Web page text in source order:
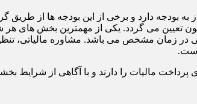
به بودجه دارد و برخی از این بودجه ها از
تعیین می گردد. یکی از مهمترین بخش های
در زمان مشخص می باشد. مشاوره مالیاتی،
است.
پرداخت مالیات را دارند و با آگاهی از شرایط